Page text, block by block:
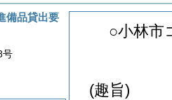
○小林市
(趣旨)
備品貸出要
号